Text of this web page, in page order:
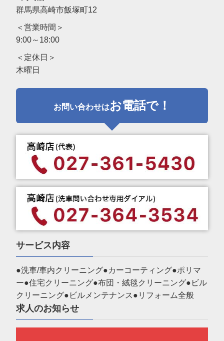
群馬県高崎市飯塚町12
＜営業時間＞
9:00～18:00
＜定休日＞
木曜日
お問い合わせはお電話で！
サービス内容
●洗車/車内クリーニング●カーコーティング●ポリマ
ー●住宅クリーニング●布団・絨毯クリーニング●ビル
クリーニング●ビルメンテナンス●リフォーム全般
求人のお知らせ